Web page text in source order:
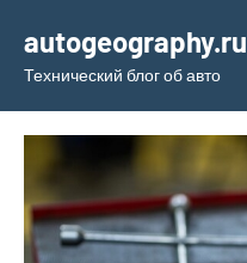
содержимому
autogeography.ru
Технический блог об авто